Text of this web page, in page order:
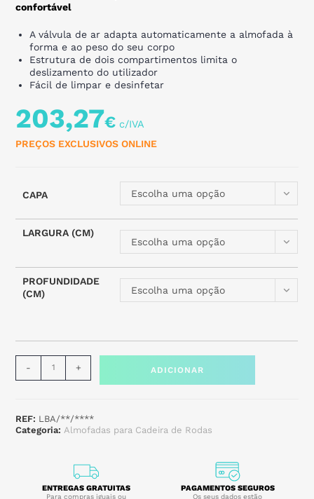
confortável
A válvula de ar adapta automaticamente a almofada à
forma e ao peso do seu corpo
Estrutura de dois compartimentos limita o
deslizamento do utilizador
Fácil de limpar e desinfetar
203,27€
PREÇOS EXCLUSIVOS ONLINE
CAPA Escolha uma opção
LARGURA (CM)
Escolha uma opção
PROFUNDIDADE
(CM)
Escolha uma opção
- + ADICIONAR
REF: LBA/**/****
Categoria: Almofadas para Cadeira de Rodas
ENTREGAS GRATUITAS
Para compras iguais ou
PAGAMENTOS SEGUROS
Os seus dados estão